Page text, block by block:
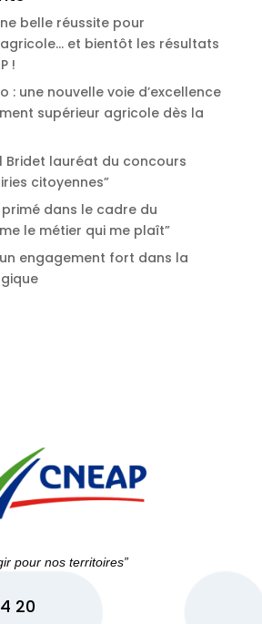
belle réussite pour
agricole… et bientôt les résultats
!
: une nouvelle voie d’excellence
supérieur agricole dès la
Bridet lauréat du concours
citoyennes”
primé dans le cadre du
le métier qui me plaît”
un engagement fort dans la
pour nos territoires”
20